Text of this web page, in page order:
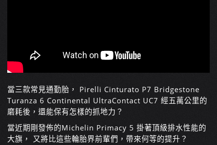
當三款常見通勤胎， Pirelli Cinturato P7 Bridgestone
Turanza 6 Continental UltraContact UC7 經五萬公里的
磨耗後，還能保有怎樣的抓地力？
當近期剛發佈的Michelin Primacy 5 掛著頂級排水性能的
大旗， 又將比這些輪胎界前輩們，帶來何等的提升？